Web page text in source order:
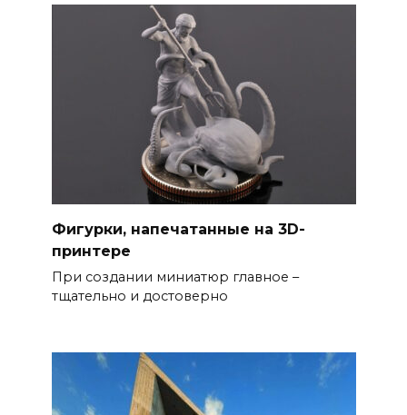
Фигурки, напечатанные на 3D-
принтере
При создании миниатюр главное –
тщательно и достоверно